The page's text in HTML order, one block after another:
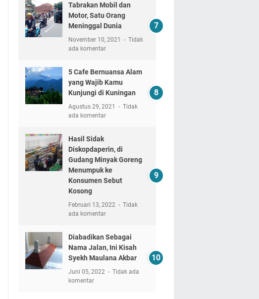
Tabrakan Mobil dan
Motor, Satu Orang
Meninggal Dunia
November 10, 2021
Tidak
ada komentar
5 Cafe Bernuansa Alam
yang Wajib Kamu
Kunjungi di Kuningan
Agustus 29, 2021
Tidak
ada komentar
Hasil Sidak
Diskopdaperin, di
Gudang Minyak Goreng
Menumpuk ke
Konsumen Sebut
Kosong
Februari 13, 2022
Tidak
ada komentar
Diabadikan Sebagai
Nama Jalan, Ini Kisah
Syekh Maulana Akbar
Juni 05, 2022
Tidak ada
komentar